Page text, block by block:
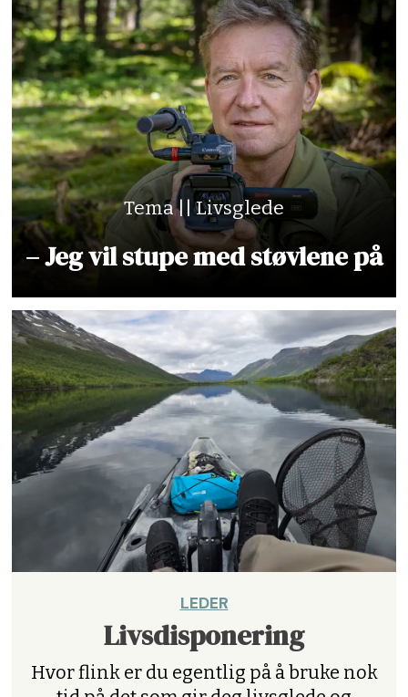
Tema || Livsglede
– Jeg vil stupe med støvlene på
LEDER
Livsdisponering
Hvor flink er du egentlig på å bruke nok